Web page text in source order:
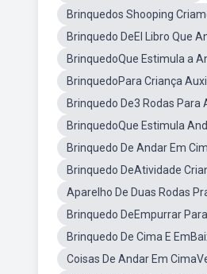
Brinquedos Shooping
Brinquedo DeEl Libro Que
BrinquedoQue Estimula a
BrinquedoPara Criança
Brinquedo De3 Rodas Para
BrinquedoQue Estimula
Brinquedo De Andar Em
Brinquedo DeAtividade
Aparelho De Duas Rodas
Brinquedo DeEmpurrar
Brinquedo De Cima E
Coisas De Andar Em